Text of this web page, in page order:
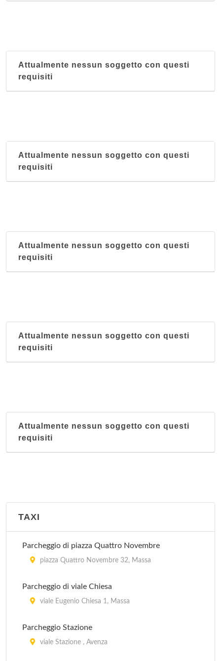
Attualmente nessun soggetto con questi
requisiti
Attualmente nessun soggetto con questi
requisiti
Attualmente nessun soggetto con questi
requisiti
Attualmente nessun soggetto con questi
requisiti
Attualmente nessun soggetto con questi
requisiti
TAXI
Parcheggio di piazza Quattro Novembre
piazza Quattro Novembre 32, Massa
Parcheggio di viale Chiesa
viale Eugenio Chiesa 1, Massa
Parcheggio Stazione
viale Stazione , Avenza